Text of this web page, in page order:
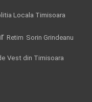
Locala Timisoara
Retim Sorin Grindeanu
Vest din Timisoara